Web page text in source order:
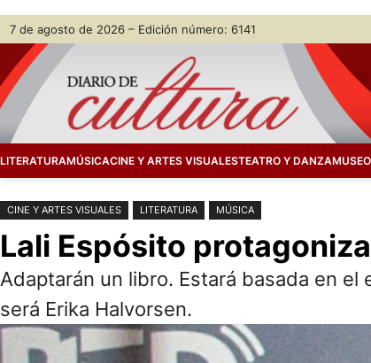
Saltar
contenido
Skip
content
7 de agosto de 2026 – Edición número: 6141
LITERATURAMÚSICACINE Y ARTES VISUALESTEATRO Y DANZA
CINE Y ARTES VISUALES LITERATURA MÚSICA
Lali Espósito
Adaptarán un libro. Estará basada en el
será Erika Halvorsen.